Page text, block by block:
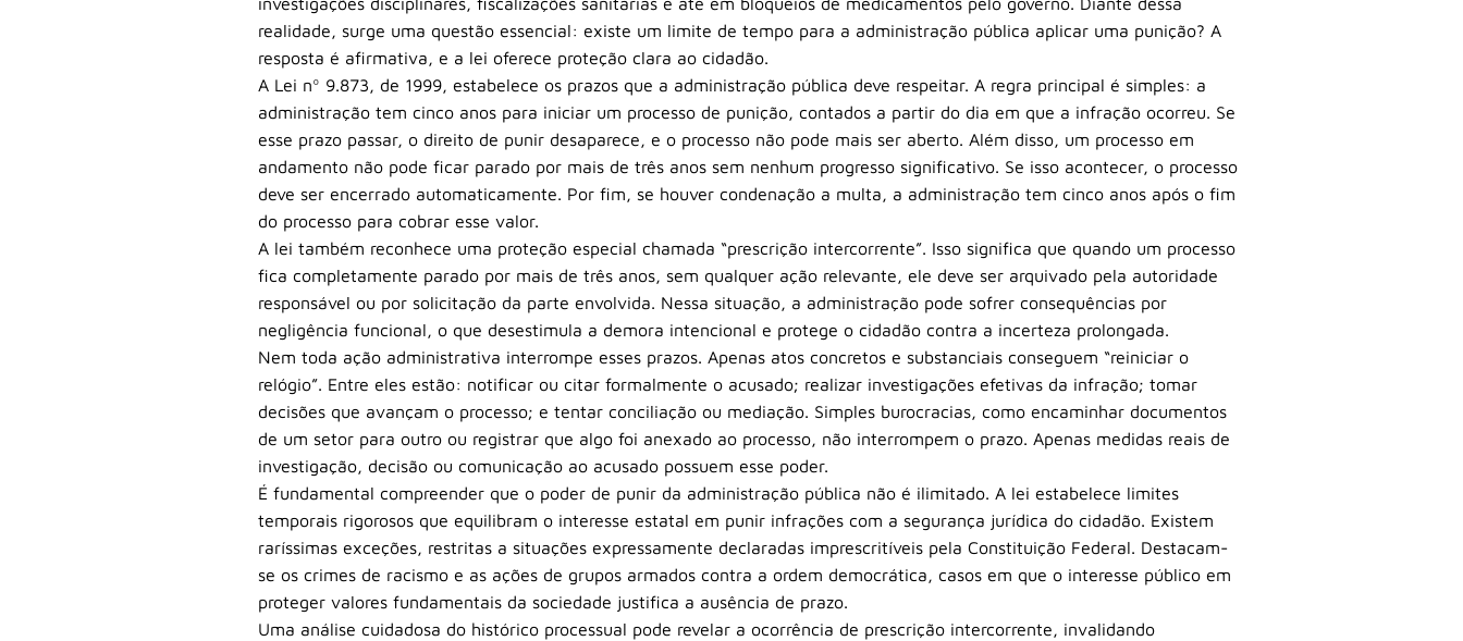
realidade, surge uma questão essencial: existe um limite de tempo para a administração pública aplicar uma punição? A
resposta é afirmativa, e a lei oferece proteção clara ao cidadão.
A Lei nº 9.873, de 1999, estabelece os prazos que a administração pública deve respeitar. A regra principal é simples: a
administração tem cinco anos para iniciar um processo de punição, contados a partir do dia em que a infração ocorreu. Se
esse prazo passar, o direito de punir desaparece, e o processo não pode mais ser aberto. Além disso, um processo em
andamento não pode ficar parado por mais de três anos sem nenhum progresso significativo. Se isso acontecer, o processo
deve ser encerrado automaticamente. Por fim, se houver condenação a multa, a administração tem cinco anos após o fim
do processo para cobrar esse valor.
A lei também reconhece uma proteção especial chamada “prescrição intercorrente”. Isso significa que quando um processo
fica completamente parado por mais de três anos, sem qualquer ação relevante, ele deve ser arquivado pela autoridade
responsável ou por solicitação da parte envolvida. Nessa situação, a administração pode sofrer consequências por
negligência funcional, o que desestimula a demora intencional e protege o cidadão contra a incerteza prolongada.
Nem toda ação administrativa interrompe esses prazos. Apenas atos concretos e substanciais conseguem “reiniciar o
relógio”. Entre eles estão: notificar ou citar formalmente o acusado; realizar investigações efetivas da infração; tomar
decisões que avançam o processo; e tentar conciliação ou mediação. Simples burocracias, como encaminhar documentos
de um setor para outro ou registrar que algo foi anexado ao processo, não interrompem o prazo. Apenas medidas reais de
investigação, decisão ou comunicação ao acusado possuem esse poder.
É fundamental compreender que o poder de punir da administração pública não é ilimitado. A lei estabelece limites
temporais rigorosos que equilibram o interesse estatal em punir infrações com a segurança jurídica do cidadão. Existem
raríssimas exceções, restritas a situações expressamente declaradas imprescritíveis pela Constituição Federal. Destacam-
se os crimes de racismo e as ações de grupos armados contra a ordem democrática, casos em que o interesse público em
proteger valores fundamentais da sociedade justifica a ausência de prazo.
Uma análise cuidadosa do histórico processual pode revelar a ocorrência de prescrição intercorrente, invalidando